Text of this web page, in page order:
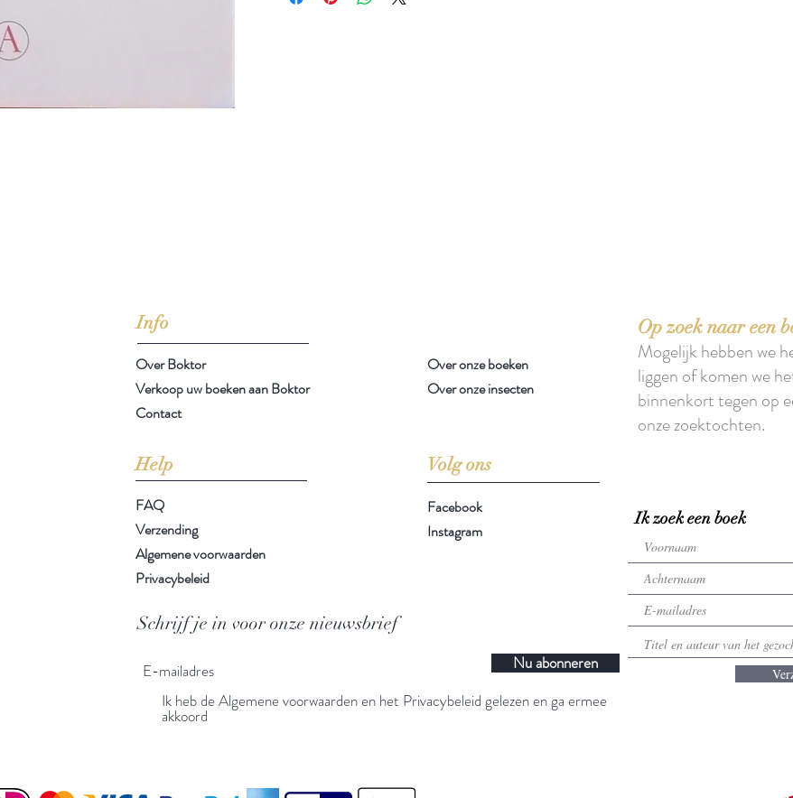
Info
Over Boktor
Verkoop uw boeken aan Boktor
Contact
Help Volg ons
Op zoek naar een
Mogelijk hebben we
liggen of komen we
binnenkort tegen op
onze zoektochten.
FAQ
Verzending
Algemene voorwaarden
Privacybeleid
Facebook
Instagram
Schrijf je in voor onze nieuwsbrief
Nu abonneren
Ik heb de Algemene voorwaarden en het Privacybeleid gelezen en ga ermee
akkoord
Ik zoek een boek
Over onze boeken
Over onze insecten